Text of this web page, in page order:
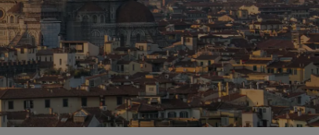
Ideias de viagens
Hotéis familiares
Rad Pets
Espaços para casamentos
Estadias sustentáveis